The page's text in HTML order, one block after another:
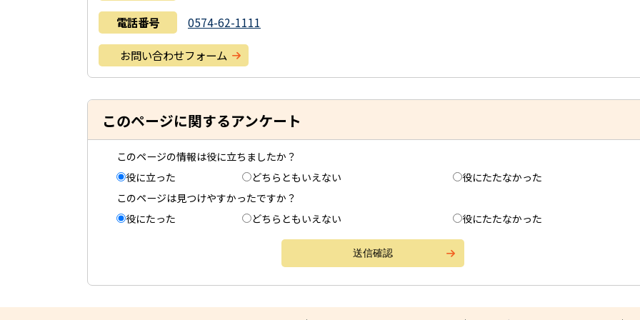
電話番号 0574-62-1111
お問い合わせフォーム
このページに関するアンケート
このページの情報は役に立ちましたか？
役に立った
どちらともいえない
役にたたなかった
このページは見つけやすかったですか？
役にたった
どちらともいえない 役にたたなかった